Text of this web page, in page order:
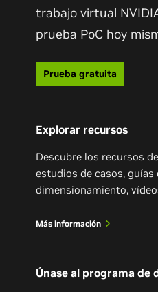
trabajo virtual
prueba PoC hoy
Prueba gratuita
Explorar recursos
Descubre los recursos
estudios de casos,
dimensionamiento,
Más información
Únase al programa de